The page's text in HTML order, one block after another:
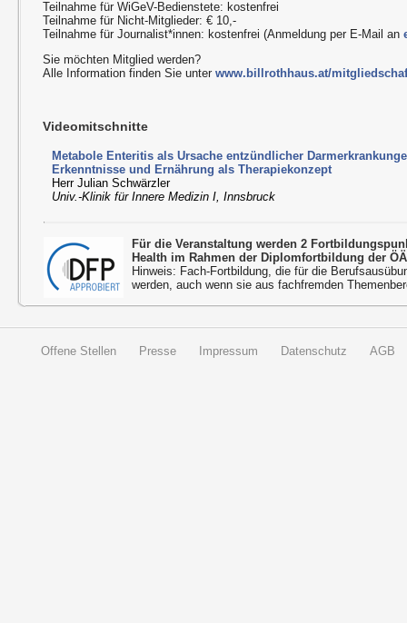
Teilnahme für WiGeV-Bedienstete: kostenfrei
Teilnahme für Nicht-Mitglieder: € 10,-
Teilnahme für Journalist*innen: kostenfrei (Anmeldung per E-Mail an
Sie möchten Mitglied werden?
Alle Information finden Sie unterwww.billrothhaus.at/
Videomitschnitte
Metabole Enteritis als Ursache entzündlicher
Erkenntnisse und Ernährung als Therapiekonzept
Herr Julian Schwärzler
Univ.-Klinik für Innere Medizin I, Innsbruck
Für die Veranstaltung werden 2
Health im Rahmen der Diplomfortbildung der
Hinweis: Fach-Fortbildung, die für die
werden, auch wenn sie aus fachfremden
Offene Stellen Presse Impressum Datenschutz AGB